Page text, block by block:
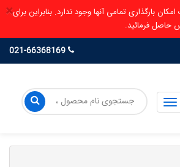
×بارگذاری تمامی آنها وجود ندارد. بنابراین برای
حاصل فرمائید.